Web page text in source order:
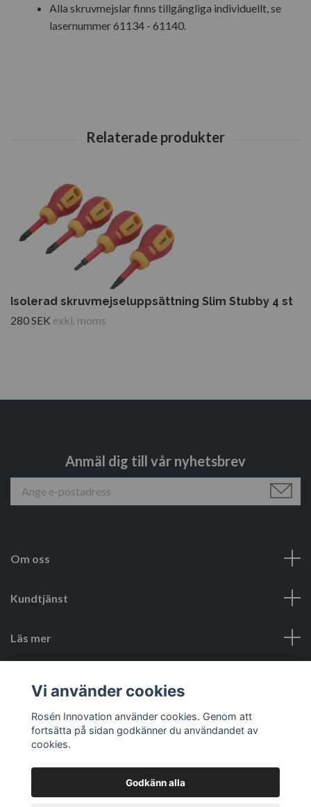
Alla skruvmejslar finns tillgängliga individuellt, se
lasernummer 61134 - 61140.
Isolerad skruvmejseluppsättning Slim Stubby 4 st
280 SEK exkl. moms
Anmäl dig till vår nyhetsbrev
Om oss
Kundtjänst
Läs mer
Vi använder cookies
Rosén Innovation använder cookies. Genom att
fortsätta på sidan godkänner du användandet av
cookies.
Godkänn alla